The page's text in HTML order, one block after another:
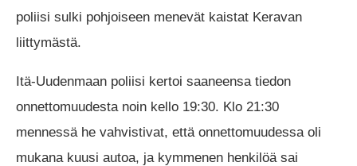
poliisi sulki pohjoiseen menevät kaistat Keravan
liittymästä.
Itä-Uudenmaan poliisi kertoi saaneensa tiedon
onnettomuudesta noin kello 19:30. Klo 21:30
mennessä he vahvistivat, että onnettomuudessa oli
mukana kuusi autoa, ja kymmenen henkilöä sai